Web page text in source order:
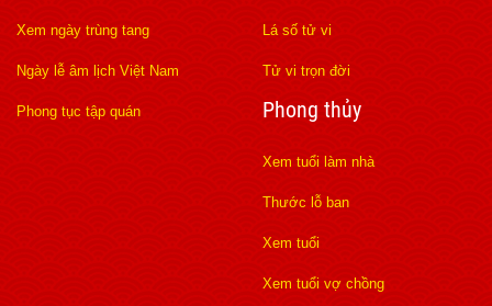
Xem ngày trùng tang
Ngày lễ âm lịch Việt Nam
Phong tục tập quán
Lá số tử vi
Tử vi trọn đời
Phong thủy
Xem tuổi làm nhà
Thước lỗ ban
Xem tuổi
Xem tuổi vợ chồng